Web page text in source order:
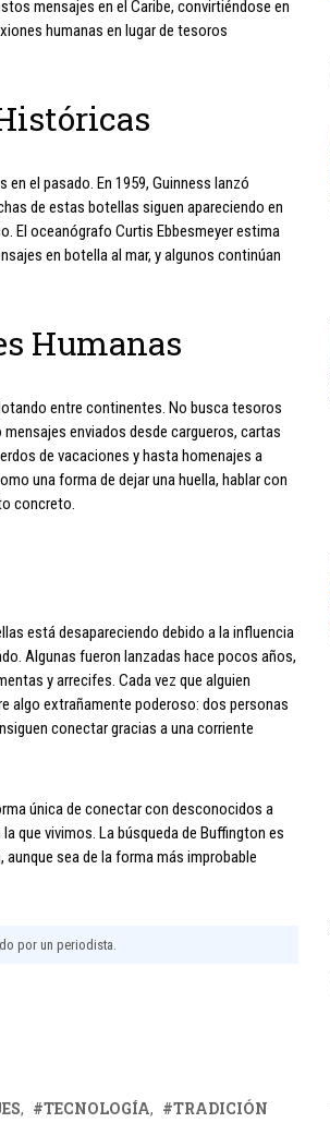
mensajes en el Caribe, convirtiéndose en
humanas en lugar de tesoros
el pasado. En 1959, Guinness lanzó
de estas botellas siguen apareciendo en
El oceanógrafo Curtis Ebbesmeyer estima
en botella al mar, y algunos continúan
Humanas
entre continentes. No busca tesoros
enviados desde cargueros, cartas
de vacaciones y hasta homenajes a
una forma de dejar una huella, hablar con
concreto.
está desapareciendo debido a la influencia
Algunas fueron lanzadas hace pocos años,
y arrecifes. Cada vez que alguien
algo extrañamente poderoso: dos personas
conectar gracias a una corriente
única de conectar con desconocidos a
que vivimos. La búsqueda de Buffington es
sea de la forma más improbable
por un periodista.
TECNOLOGÍA TRADICIÓN